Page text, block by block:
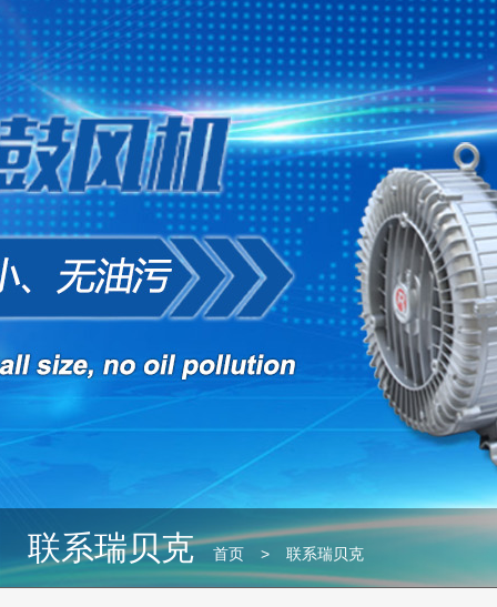
联系瑞贝克 首页 > 联系瑞贝克